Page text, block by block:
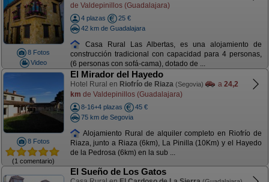
8 Fotos
Video
de Valdepinillos (Guadalajara)
4 plazas
25 €
42 km de Guadalajara
Casa Rural Las Albertas, es una alojamiento de
construcción tradicional con capacidad para 4 personas,
(6 personas con sofá-cama), dotado de ...
8 Fotos
(1 comentario)
El Mirador del Hayedo
Hotel Rural en Riofrío de Riaza (Segovia) a 24,2
km de Valdepinillos (Guadalajara)
8-16+4 plazas
45 €
75 km de Segovia
Alojamiento Rural de alquiler completo en Riofrío de
Riaza, junto a Riaza (6km), La Pinilla (10Km) y el Hayedo
de la Pedrosa (6km) en la sub ...
El Sueño de Los Gatos